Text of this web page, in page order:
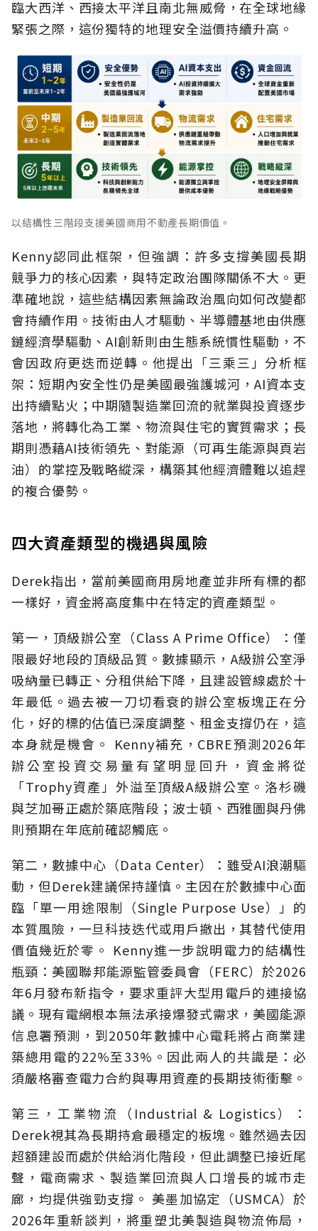
臨大西洋、西接太平洋且南北無威脅，在全球地緣
緊張之際，這份獨特的地理安全溢價持續升高。
以結構性三階段支援美國商用不動產長期價值。
Kenny認同此框架，但強調：許多支撐美國長期
競爭力的核心因素，與特定政治團隊關係不大。更
準確地說，這些結構因素無論政治風向如何改變都
會持續作用。技術由人才驅動、半導體基地由供應
鏈經濟學驅動、AI創新則由生態系統慣性驅動，不
會因政府更迭而逆轉。他提出「三乘三」分析框
架：短期內安全性仍是美國最強護城河，AI資本支
出持續點火；中期隨製造業回流的就業與投資逐步
落地，將轉化為工業、物流與住宅的實質需求；長
期則憑藉AI技術領先、對能源（可再生能源與頁岩
油）的掌控及戰略縱深，構築其他經濟體難以追趕
的複合優勢。
四大資產類型的機遇與風險
Derek指出，當前美國商用房地產並非所有標的都
一樣好，資金將高度集中在特定的資產類型。
第一，頂級辦公室（Class A Prime Office）：僅
限最好地段的頂級品質。數據顯示，A級辦公室淨
吸納量已轉正、分租供給下降，且建設管線處於十
年最低。過去被一刀切看衰的辦公室板塊正在分
化，好的標的估值已深度調整、租金支撐仍在，這
本身就是機會。 Kenny補充，CBRE預測2026年
辦公室投資交易量有望明显回升，資金將從
「Trophy資產」外溢至頂級A級辦公室。洛杉磯
與芝加哥正處於築底階段；波士頓、西雅圖與丹佛
則預期在年底前確認觸底。
第二，數據中心（Data Center）：雖受AI浪潮驅
動，但Derek建議保持謹慎。主因在於數據中心面
臨「單一用途限制（Single Purpose Use）」的
本質風險，一旦科技迭代或用戶撤出，其替代使用
價值幾近於零。 Kenny進一步說明電力的結構性
瓶頸：美國聯邦能源監管委員會（FERC）於2026
年6月發布新指令，要求重評大型用電戶的連接協
議。現有電網根本無法承接爆發式需求，美國能源
信息署預測，到2050年數據中心電耗將占商業建
築總用電的22%至33%。因此兩人的共識是：必
須嚴格審查電力合約與專用資產的長期技術衝擊。
第三，工業物流（Industrial & Logistics）：
Derek視其為長期持倉最穩定的板塊。雖然過去因
超額建設而處於供給消化階段，但此調整已接近尾
聲，電商需求、製造業回流與人口增長的城市走
廊，均提供強勁支撐。 美墨加協定（USMCA）於
2026年重新談判，將重塑北美製造與物流佈局，